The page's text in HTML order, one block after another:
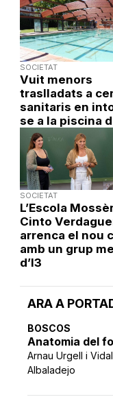
ARA A
BOSCOS
Anatomia del
Arnau Urgell i
Albaladejo
SOCIETAT
Vuit menors
traslladats a
sanitaris en
se a la piscina
SOCIETAT
L’Escola
Cinto
arrenca el nou
amb un grup
d’I3